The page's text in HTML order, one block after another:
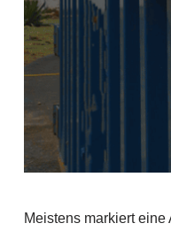
Meistens markiert